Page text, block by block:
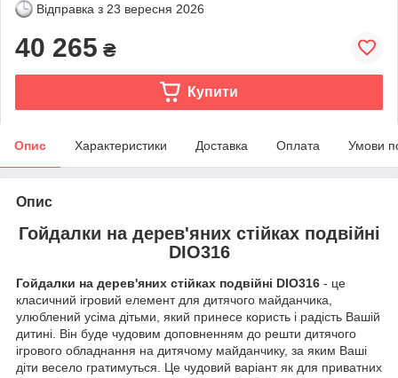
Відправка з 23 вересня 2026
40 265 ₴
Купити
Опис Характеристики Доставка Оплата Умови
Опис
Гойдалки на дерев'яних стійках подвійні
DIO316
Гойдалки на дерев'яних стійках подвійні DIO316 - це
класичний ігровий елемент для дитячого майданчика,
улюблений усіма дітьми, який принесе користь і радість Вашій
дитині. Він буде чудовим доповненням до решти дитячого
ігрового обладнання на дитячому майданчику, за яким Ваші
діти весело гратимуться. Це чудовий варіант як для приватних